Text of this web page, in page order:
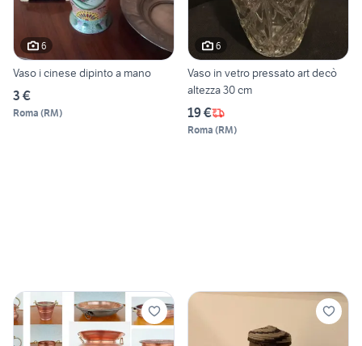
6
Vaso i cinese dipinto a mano
3 €
Roma (RM)
6
Vaso in vetro pressato art decò
altezza 30 cm
19 €
Roma (RM)